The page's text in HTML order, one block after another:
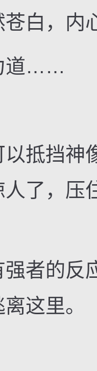
白，内
道……
挡神
了，压
的反
这里。